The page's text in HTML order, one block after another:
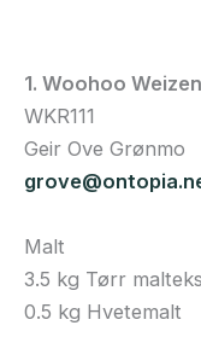
1. Woohoo
WKR111
Geir Ove Grønmo
Malt
3.5 kg Tørr
0.5 kg Hvetemalt